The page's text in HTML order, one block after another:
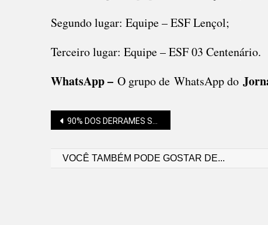
Segundo lugar: Equipe – ESF Lençol;
Terceiro lugar: Equipe – ESF 03 Centenário.
WhatsApp – O grupo de WhatsApp do
Navegação
90% DOS DERRAMES SÃO PREVENÍVEIS, ALERTA ENTIDADE
VOCÊ TAMBÉM PODE GOSTAR DE...